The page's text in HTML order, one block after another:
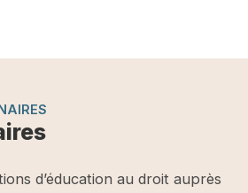
d’éducation au droit auprès